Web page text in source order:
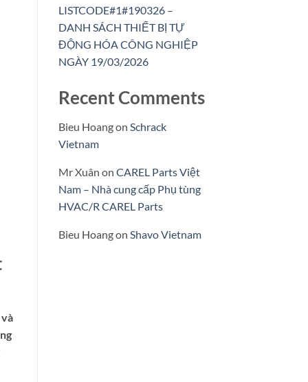
LISTCODE#1#190326 –
DANH SÁCH THIẾT BỊ TỰ
ĐỘNG HÓA CÔNG NGHIỆP
NGÀY 19/03/2026
Recent Comments
Bieu Hoangon Schrack
Vietnam
Mr Xuân on CAREL Parts Việt
Nam – Nhà cung cấp Phụ tùng
HVAC/R CAREL Parts
Bieu Hoangon Shavo Vietnam